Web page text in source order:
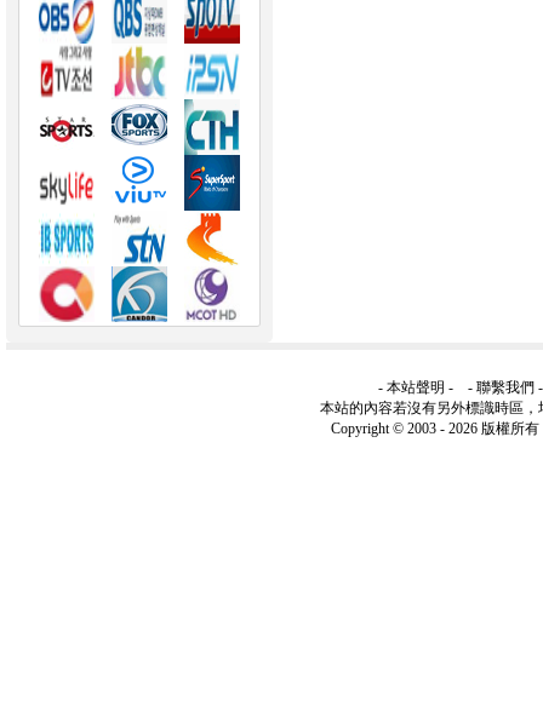
- 本站聲明 - - 聯繫我們
本站的內容若沒有另外標識時區，
Copyright © 2003 - 2026 版權所有